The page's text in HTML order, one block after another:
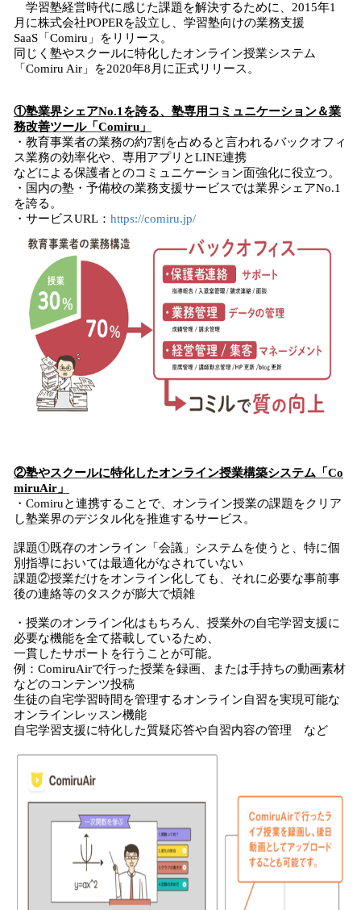
学習塾経営時代に感じた課題を解決するために、2015年1
月に株式会社POPERを設立し、学習塾向けの業務支援
SaaS「Comiru」をリリース。
同じく塾やスクールに特化したオンライン授業システム
「Comiru Air」を2020年8月に正式リリース。
①塾業界シェアNo.1を誇る、塾専用コミュニケーション＆業
務改善ツール「Comiru」
・教育事業者の業務の約7割を占めると言われるバックオフィ
ス業務の効率化や、専用アプリとLINE連携
などによる保護者とのコミュニケーション面強化に役立つ。
・国内の塾・予備校の業務支援サービスでは業界シェアNo.1
を誇る。
・サービスURL： https://comiru.jp/
②塾やスクールに特化したオンライン授業構築システム 「Co
miruAir」
・Comiruと連携することで、オンライン授業の課題をクリア
し塾業界のデジタル化を推進するサービス。
課題①既存のオンライン「会議」システムを使うと、特に個
別指導においては最適化がなされていない
課題②授業だけをオンライン化しても、それに必要な事前事
後の連絡等のタスクが膨大で煩雑
・授業のオンライン化はもちろん、授業外の自宅学習支援に
必要な機能を全て搭載しているため、
一貫したサポートを行うことが可能。
例：ComiruAirで行った授業を録画、または手持ちの動画素材
などのコンテンツ投稿
生徒の自宅学習時間を管理するオンライン自習を実現可能な
オンラインレッスン機能
自宅学習支援に特化した質疑応答や自習内容の管理 など